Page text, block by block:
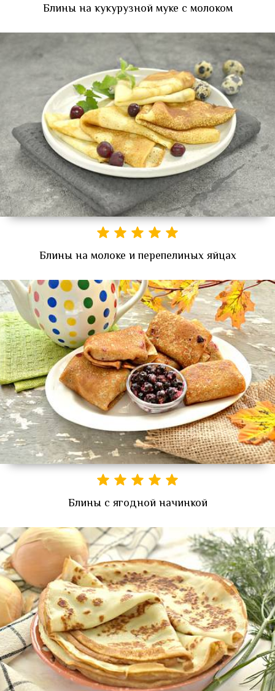
Блины на кукурузной муке с молоком
Блины на молоке и перепелиных яйцах
Блины с ягодной начинкой